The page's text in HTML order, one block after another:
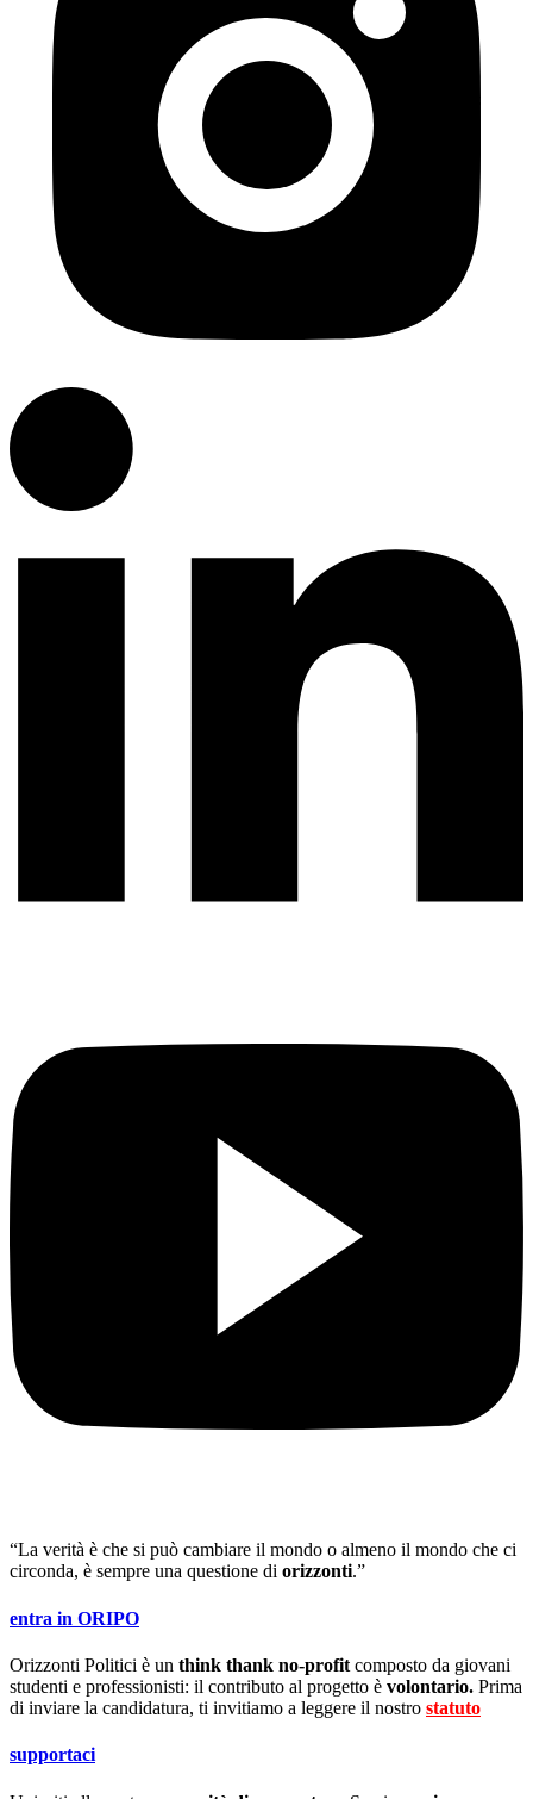
“La verità è che si può cambiare il mondo o almeno il mondo che ci
circonda, è sempre una questione di orizzonti.”
entra in ORIPO
Orizzonti Politici è un think thank no-profit composto da giovani
studenti e professionisti: il contributo al progetto è volontario. Prima
di inviare la candidatura, ti invitiamo a leggere il nostro statuto
supportaci